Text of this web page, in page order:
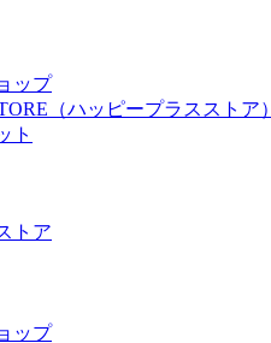
ップ
（ハッピープラスストア）
ト
トア
ップ